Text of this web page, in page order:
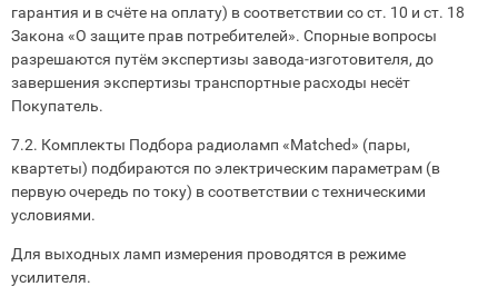
гарантия и в счёте на оплату) в соответствии со ст. 10 и ст. 18
Закона «О защите прав потребителей». Спорные вопросы
разрешаются путём экспертизы завода‑изготовителя, до
завершения экспертизы транспортные расходы несёт
Покупатель.
7.2. Комплекты Подбора радиоламп «Matched» (пары,
квартеты) подбираются по электрическим параметрам (в
первую очередь по току) в соответствии с техническими
условиями.
Для выходных ламп измерения проводятся в режиме
усилителя.